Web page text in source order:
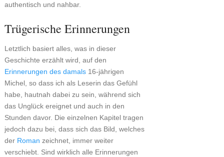
authentisch und nahbar.
Trügerische Erinnerungen
Letztlich basiert alles, was in dieser
Geschichte erzählt wird, auf den
Erinnerungen des damals16-jährigen
Michel, so dass ich als Leserin das Gefühl
habe, hautnah dabei zu sein, während sich
das Unglück ereignet und auch in den
Stunden davor. Die einzelnen Kapitel tragen
jedoch dazu bei, dass sich das Bild, welches
der Roman zeichnet, immer weiter
verschiebt. Sind wirklich alle Erinnerungen